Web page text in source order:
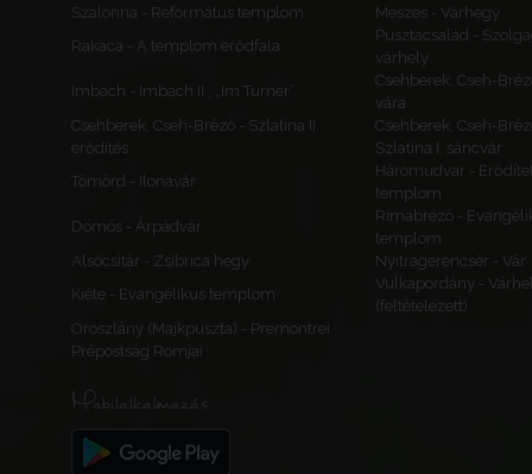
Szalonna - Református templom
Meszes - Várhegy
Rakaca - A templom erődfala
Pusztacsalád -
várhely
Imbach - Imbach II., „Im Turner”
Csehberek, Cseh-
vára
Csehberek, Cseh-Brézó - Szlatina II.
erődítés
Csehberek, Cseh-
Szlatina I. sáncvár
Tömörd - Ilonavár
Háromudvar -
templom
Dömös - Árpádvár
Rimabrézó -
templom
Alsócsitár - Zsibrica hegy
Nyitragerencsér - Vár
Kiéte - Evangélikus templom
Vulkapordány -
(feltételezett)
Oroszlány (Majkpuszta) - Premontrei
Prépostság Romjai
Mobilalkalmazás